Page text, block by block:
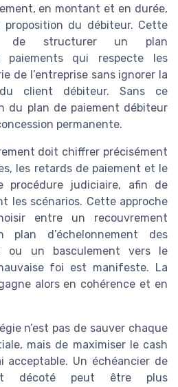
en montant et en durée,
du débiteur. Cette
de structurer un plan
paiements qui respecte les
de l’entreprise sans ignorer la
client débiteur. Sans ce
du plan de paiement débiteur
permanente.
doit chiffrer précisément
les retards de paiement et le
procédure judiciaire, afin de
les scénarios. Cette approche
entre un recouvrement
plan d’échelonnement des
ou un basculement vers le
foi est manifeste. La
alors en cohérence et en
n’est pas de sauver chaque
mais de maximiser le cash
acceptable. Un échéancier de
décoté peut être plus